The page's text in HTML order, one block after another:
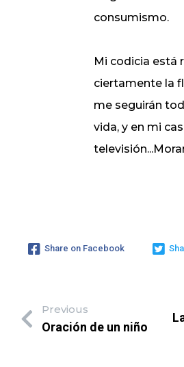
consumismo.
Mi codicia está
ciertamente la
me seguirán
vida, y en mi
Share on Facebook
Previous
Oración de un niño